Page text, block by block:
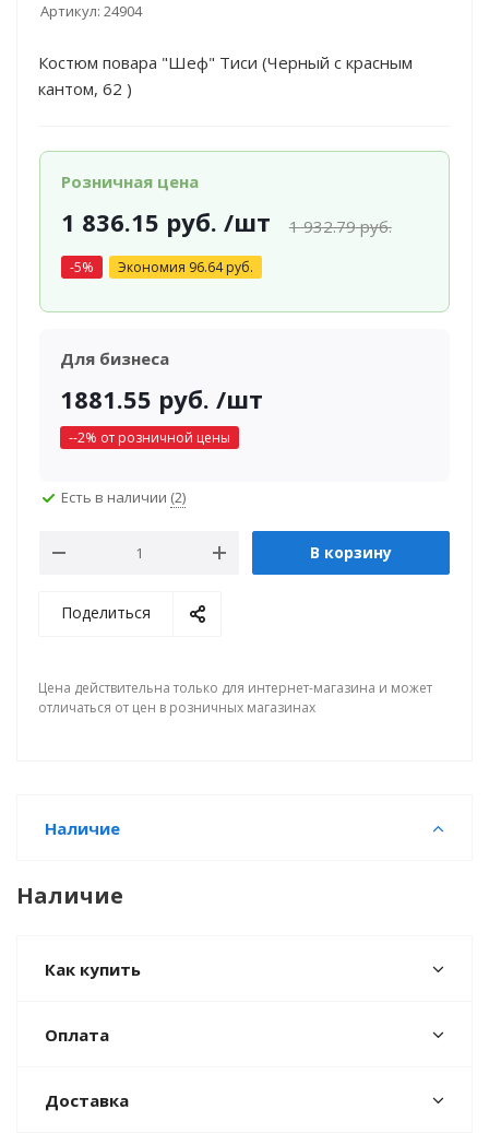
Артикул: 24904
Костюм повара "Шеф" Тиси (Черный с красным
кантом, 62 )
Розничная цена
1 836.15 руб. /шт 1 932.79руб.
-5% Экономия 96.64руб.
Для бизнеса
1881.55 руб. /шт
--2% от розничной цены
Есть в наличии (2)
В корзину
Поделиться
Цена действительна только для интернет-магазина и может
отличаться от цен в розничных магазинах
Наличие
Наличие
Как купить
Оплата
Доставка